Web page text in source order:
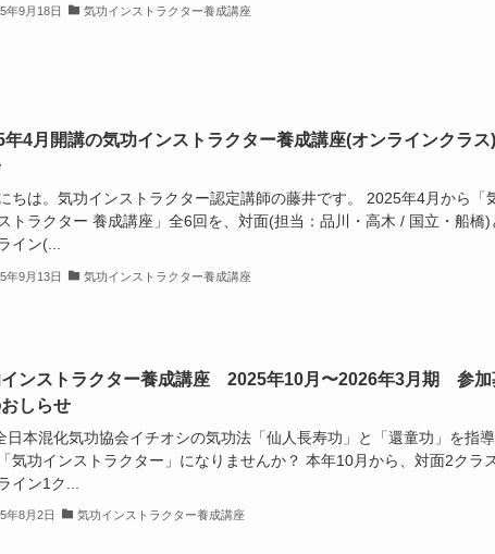
年9月18日 気功インストラクター養成講座
年4月開講の気功インストラクター養成講座(オンラインクラス
ちは。気功インストラクター認定講師の藤井です。 2025年4月から「
トラクター 養成講座」全6回を、対面(担当：品川・高木 / 国立・船橋)
イン(...
年9月13日 気功インストラクター養成講座
ンストラクター養成講座 2025年10月〜2026年3月期 参加
しらせ
日本混化気功協会イチオシの気功法「仙人長寿功」と「還童功」を指
気功インストラクター」になりませんか？ 本年10月から、対面2クラ
イン1ク...
年8月2日 気功インストラクター養成講座